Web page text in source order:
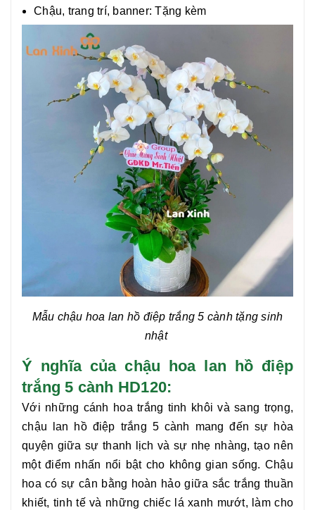
Chậu, trang trí, banner: Tặng kèm
Mẫu chậu hoa lan hồ điệp trắng 5 cànhtặng sinh
nhật
Ý nghĩa của chậu hoa lan hồ điệp
trắng 5 cành HD120:
Với những cánh hoa trắng tinh khôi và sang trọng,
chậu
lan hồ điệp trắng 5 cành
mang đến sự hòa
quyện giữa sự thanh lịch và sự nhẹ nhàng, tạo nên
một điểm nhấn nổi bật cho không gian sống. Chậu
hoa có sự cân bằng hoàn hảo giữa sắc trắng thuần
khiết, tinh tế và những chiếc lá xanh mướt, làm cho